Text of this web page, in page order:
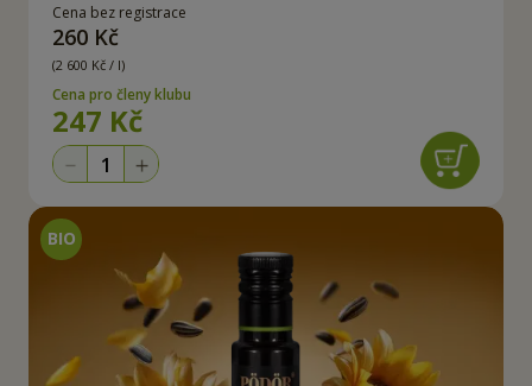
Cena bez registrace
260 Kč
(2 600 Kč / l)
Cena pro členy klubu
247 Kč